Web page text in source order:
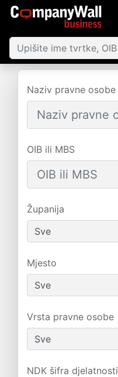
Naziv pravne osobe
OIB ili MBS
Županija
Mjesto
Vrsta pravne osobe
NDK šifra djelatnosti